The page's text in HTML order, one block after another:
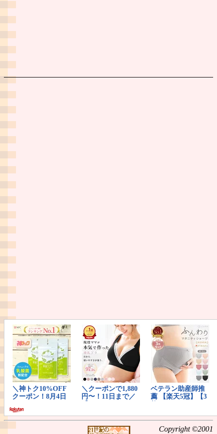
Copyright ©2001